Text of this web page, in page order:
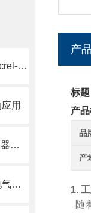
光储充一体微电网能量管理系统Acrel-2000MG的介绍
用
浅谈基于MSP430的电气火灾探测器的设计
浅谈医用隔离电源在医院手术室电气设计中的应用
产
标
产
品
产
1.
随